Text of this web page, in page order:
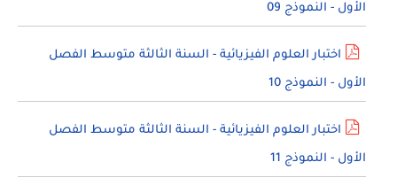
الأول - النموذج 09
اختبار العلوم الفيزيائية - السنة الثالثة متوسط الفصل
الأول - النموذج 10
اختبار العلوم الفيزيائية - السنة الثالثة متوسط الفصل
الأول - النموذج 11